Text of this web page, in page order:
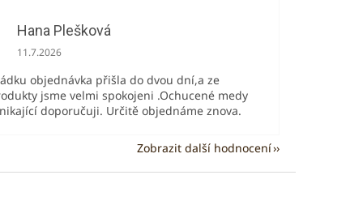
Hana Plešková
Hodnocení obchodu je 5 z 5 hvězdiček.
11.7.2026
objednávka přišla do dvou dní,a ze
jsme velmi spokojeni .Ochucené medy
doporučuji. Určitě objednáme znova.
Zobrazit další hodnocení